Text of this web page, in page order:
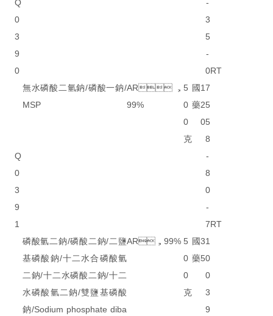
Q
0
3
9
0
-
3
5
-
0RT
Q
0
3
9
1
無水磷酸二氫鈉/磷酸一鈉/
MSP
AR，
99%
5
0
0
克
國
藥
1
2
0
7
5
5
8
-
8
0
-
7RT
磷酸氫二鈉/磷酸二鈉/二鹽
基磷酸鈉/十二水合磷酸氫
二鈉/十二水磷酸二鈉/十二
水磷酸氫二鈉/雙鹽基磷酸
鈉/Sodium phosphate diba
AR，99% 5
0
0
克
國
藥
3
5
1
0
0
3
9